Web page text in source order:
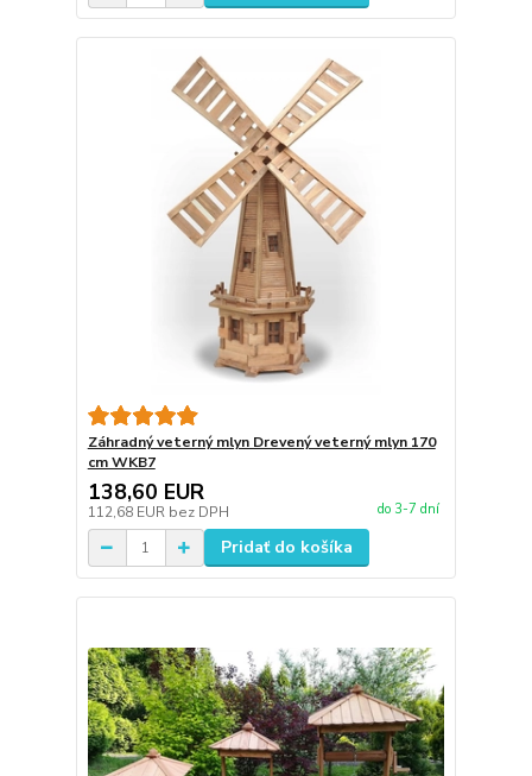
Záhradný veterný mlyn Drevený veterný mlyn 170
cm WKB7
138,60 EUR
112,68 EUR bez DPH do 3-7 dní
Pridať do košíka